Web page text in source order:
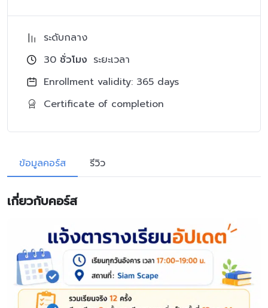
ระดับกลาง
30 ชั่วโมง ระยะเวลา
Enrollment validity: 365 days
Certificate of completion
ข้อมูลคอร์ส รีวิว
เกี่ยวกับคอร์ส